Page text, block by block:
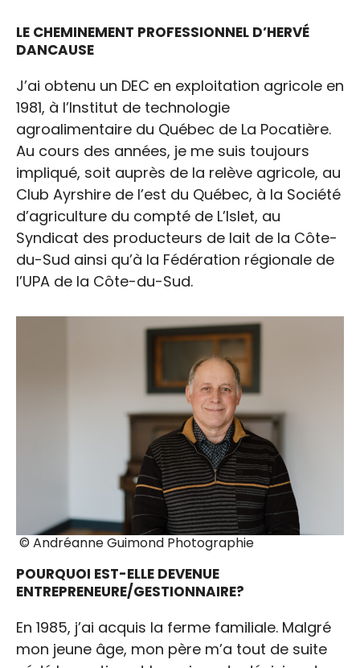
LE CHEMINEMENT PROFESSIONNEL D’HERVÉ
DANCAUSE
J’ai obtenu un DEC en exploitation agricole en
1981, à l’Institut de technologie
agroalimentaire du Québec de La Pocatière.
Au cours des années, je me suis toujours
impliqué, soit auprès de la relève agricole, au
Club Ayrshire de l’est du Québec, à la Société
d’agriculture du compté de L’Islet, au
Syndicat des producteurs de lait de la Côte-
du-Sud ainsi qu’à la Fédération régionale de
l’UPA de la Côte-du-Sud.
© Andréanne Guimond Photographie
POURQUOI EST-ELLE DEVENUE
ENTREPRENEURE/GESTIONNAIRE?
En 1985, j’ai acquis la ferme familiale. Malgré
mon jeune âge, mon père m’a tout de suite